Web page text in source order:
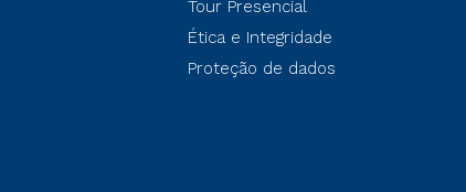
Tour Presencial
Ética e Integridade
Proteção de dados